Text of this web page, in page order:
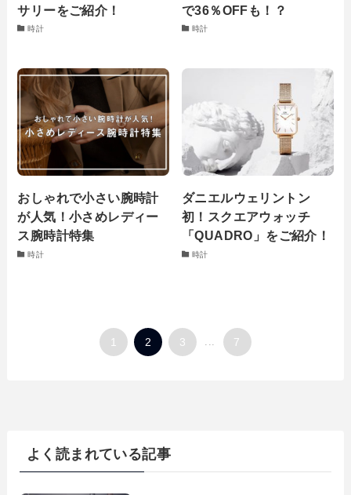
サリーをご紹介！
時計
で36％OFFも！？
時計
おしゃれで小さい腕時計
が人気！小さめレディー
ス腕時計特集
時計
ダニエルウェリントン
初！スクエアウォッチ
「QUADRO」をご紹介！
時計
1 2 3 ... 7
よく読まれている記事